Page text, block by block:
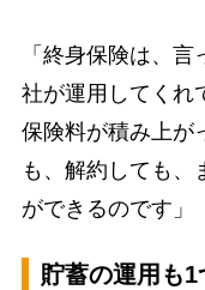
「終身保険は、
社が運用してくれ
保険料が積み上が
も、解約しても、
ができるのです」
貯蓄の運用も